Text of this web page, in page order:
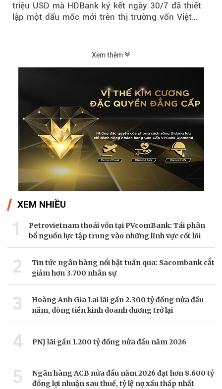
triệu USD mà HDBank ký kết ngày 30/7 đã thiết
lập một dấu mốc mới trên thị trường vốn Việt
Xem thêm
XEM NHIỀU
1
Petrovietnam thoái vốn tại PVcomBank: Tái phân
bổ nguồn lực tập trung vào những lĩnh vực cốt lõi
2
Tin tức ngân hàng nổi bật tuần qua: Sacombank cắt
giảm hơn 3.700 nhân sự
3
Hoàng Anh Gia Lai lãi gần 2.300 tỷ đồng nửa đầu
năm, dòng tiền kinh doanh dương trở lại
4 PNJ lãi gần 1.200 tỷ đồng nửa đầu năm 2026
5
Ngân hàng ACB nửa đầu năm 2026 đạt hơn 8.600 tỷ
đồng lợi nhuận sau thuế, tỷ lệ nợ xấu thấp nhất